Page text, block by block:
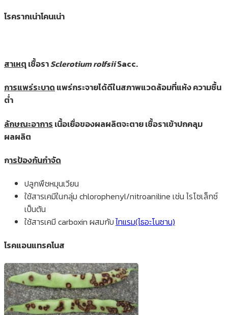
โรครากเน่าโคนเน่า
สาเหตุเชื้อราSclerotium rolfsiiSacc.
การแพร่ระบาด แพร่กระจายได้ดีในสภาพแวดล้อมที่แห้ง ความชื้น
ต่ำ
ลักษณะอาการ เนื้อเยื่อของผลผลิตจะตาย เชื้อราเข้าปกคลุม
ผลผลิต
การป้องกันกำจัด
ปลูกพืชหมุนเวียน
ใช้สารเคมีในกลุ่ม chlorophenyl/nitroaniline เช่น ไรโซเล็กซ์
เป็นต้น
ใช้สารเคมี carboxin ผสมกับไทแรม(ไธอะโนซาน)
โรคแอนแทรคโนส